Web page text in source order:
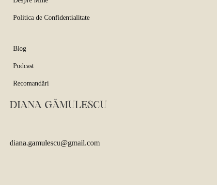
Politica de Confidentialitate
Blog
Podcast
Recomandări
DIANA GĂMULESCU
diana.gamulescu@gmail.com